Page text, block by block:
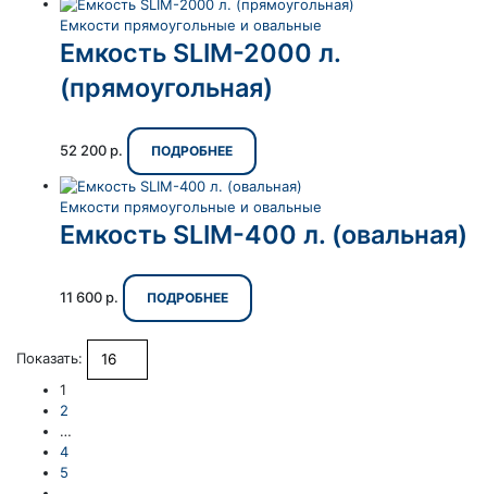
Емкости прямоугольные и овальные
Емкость SLIM-2000 л.
(прямоугольная)
52 200 р. ПОДРОБНЕЕ
Емкости прямоугольные и овальные
Емкость SLIM-400 л. (овальная)
11 600 р. ПОДРОБНЕЕ
Показать:
1
2
…
4
5